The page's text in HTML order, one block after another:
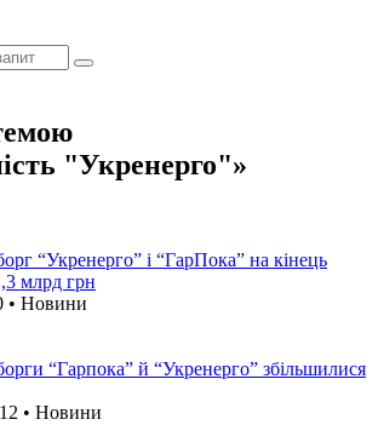
"Укренерго"»
“Укренерго” і “ГарПока” на кінець
млрд грн
• Новини
“Гарпока” й “Укренерго” збільшилися
• Новини